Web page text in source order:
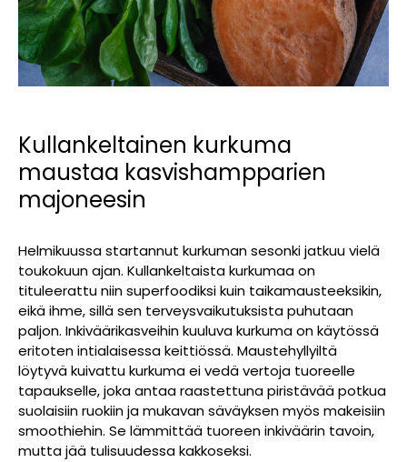
Kullankeltainen kurkuma
maustaa kasvishampparien
majoneesin
Helmikuussa startannut kurkuman sesonki jatkuu vielä
toukokuun ajan. Kullankeltaista kurkumaa on
tituleerattu niin superfoodiksi kuin taikamausteeksikin,
eikä ihme, sillä sen terveysvaikutuksista puhutaan
paljon. Inkiväärikasveihin kuuluva kurkuma on käytössä
eritoten intialaisessa keittiössä. Maustehyllyiltä
löytyvä kuivattu kurkuma ei vedä vertoja tuoreelle
tapaukselle, joka antaa raastettuna piristävää potkua
suolaisiin ruokiin ja mukavan säväyksen myös makeisiin
smoothiehin. Se lämmittää tuoreen inkiväärin tavoin,
mutta jää tulisuudessa kakkoseksi.